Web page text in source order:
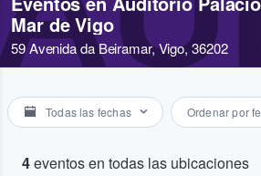
Mar de Vigo
59 Avenida da Beiramar, Vigo, 36202
Todas las fechas Ordenar por
4eventos en todas las ubicaciones